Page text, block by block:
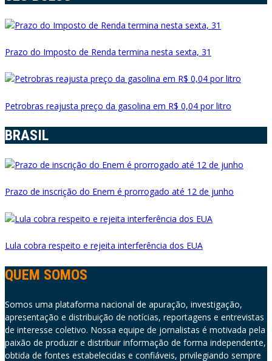
Prazo do Imposto de Renda termina nesta sexta, 31
Petrobras reajusta preço da gasolina em R$ 0,04 por litro
BRASIL
Prazo de inscrição do Enem é prorrogado até 12 de junho
Lula cobra respeito e rejeita interferência dos EUA
QUEM SOMOS
Somos uma plataforma nacional de apuração, investigação,
apresentação e distribuição de notícias, reportagens e entrevistas
de interesse coletivo. Nossa equipe de jornalistas é motivada pela
paixão de produzir e distribuir informação de forma independente,
obtida de fontes estabelecidas e confiáveis, privilegiando sempre